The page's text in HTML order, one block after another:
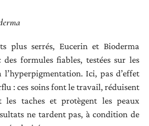
plus serrés, Eucerin et Bioderma
des formules fiables, testées sur les
l’hyperpigmentation. Ici, pas d’effet
: ces soins font le travail, réduisent
les taches et protègent les peaux
ne tardent pas, à condition de